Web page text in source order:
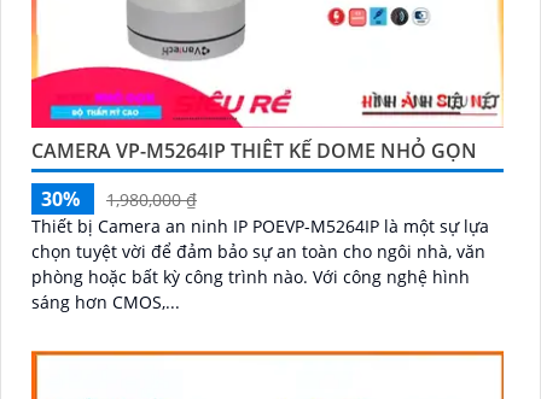
CAMERA VP-M5264IP THIÊT KẾ DOME NHỎ GỌN
30%
1,980,000 ₫
Thiết bị Camera an ninh IP POEVP-M5264IP là một sự lựa
chọn tuyệt vời để đảm bảo sự an toàn cho ngôi nhà, văn
phòng hoặc bất kỳ công trình nào. Với công nghệ hình
sáng hơn CMOS,...